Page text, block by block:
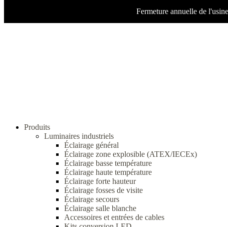
Fermeture annuelle de
Produits
Luminaires industriels
Éclairage général
Éclairage zone explosible (ATEX/IECEx)
Éclairage basse température
Éclairage haute température
Éclairage forte hauteur
Éclairage fosses de visite
Éclairage secours
Éclairage salle blanche
Accessoires et entrées de cables